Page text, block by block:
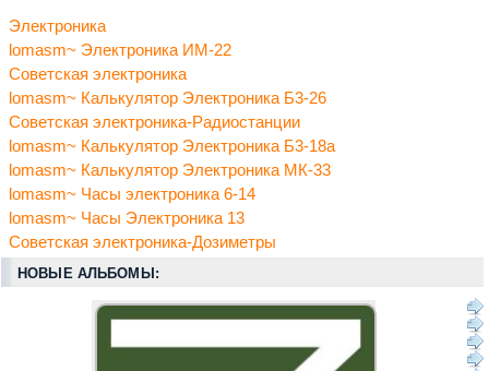
Электроника
lomasm~ Электроника ИМ-22
Советская электроника
lomasm~ Калькулятор Электроника Б3-26
Советская электроника-Радиостанции
lomasm~ Калькулятор Электроника Б3-18а
lomasm~ Калькулятор Электроника МК-33
lomasm~ Часы электроника 6-14
lomasm~ Часы Электроника 13
Советская электроника-Дозиметры
НОВЫЕ АЛЬБОМЫ: